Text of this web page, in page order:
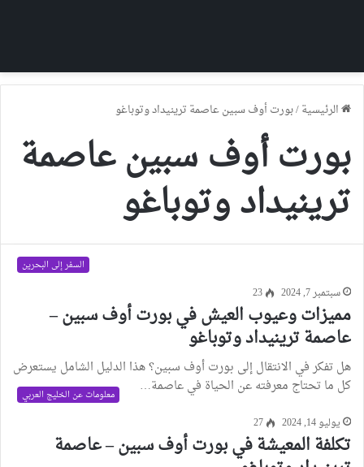
الرئيسية/بورت أوف سبين عاصمة ترينيداد وتوباغو
بورت أوف سبين عاصمة
ترينيداد وتوباغو
السفر إلى البحرين
سبتمبر 7, 2024 23
مميزات وعيوب العيش في بورت أوف سبين –
عاصمة ترينيداد وتوباغو
هل تفكر في الانتقال إلى بورت أوف سبين؟ هذا الدليل الشامل يستعرض
كل ما تحتاج معرفته عن الحياة في عاصمة…
معلومات عن الخليج العربي
يوليو 14, 2024 27
تكلفة المعيشة في بورت أوف سبين – عاصمة